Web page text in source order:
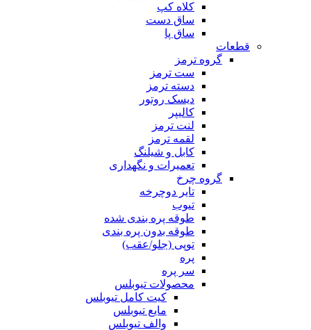
کلاه کپ
ساق دست
ساق پا
قطعات
گروه ترمز
ست ترمز
دسته ترمز
دیسک روتور
کالیپر
لنت ترمز
لقمه ترمز
کابل و شیلنگ
تعمیرات و نگهداری
گروه چرخ
تایر دوچرخه
تیوب
طوقه پره بندی شده
طوقه بدون پره بندی
توپی (جلو/عقب)
پره
سر پره
محصولات تیوبلس
کیت کامل تیوبلس
مایع تیوبلس
والف تیوبلس